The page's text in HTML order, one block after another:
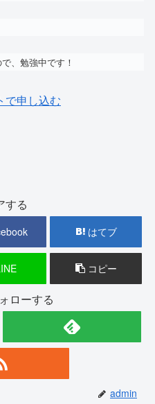
、勉強中です！
する
はてブ
コピー
ローする
admin